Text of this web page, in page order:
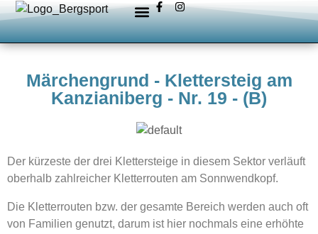
Märchengrund - Klettersteig am
Kanzianiberg - Nr. 19 - (B)
Der kürzeste der drei Klettersteige in diesem Sektor verläuft
oberhalb zahlreicher Kletterrouten am Sonnwendkopf.
Die Kletterrouten bzw. der gesamte Bereich werden auch oft
von Familien genutzt, darum ist hier nochmals eine erhöhte